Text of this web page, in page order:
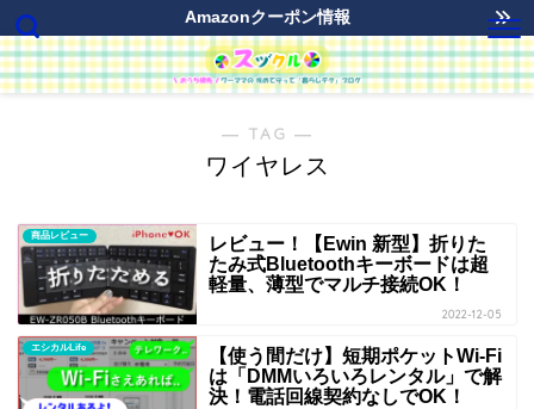
Amazonクーポン情報
― TAG ―
ワイヤレス
商品レビュー
レビュー！【Ewin 新型】折りた
たみ式Bluetoothキーボードは超
軽量、薄型でマルチ接続OK！
2022-12-05
エシカルLife
【使う間だけ】短期ポケットWi-Fi
は「DMMいろいろレンタル」で解
決！電話回線契約なしでOK！